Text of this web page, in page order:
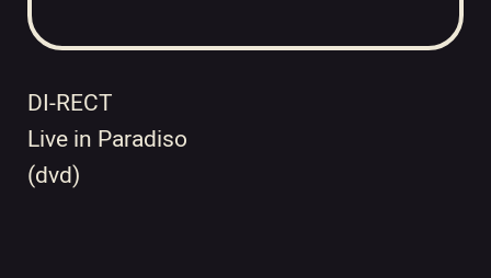
DI-RECT
Live in Paradiso
(dvd)